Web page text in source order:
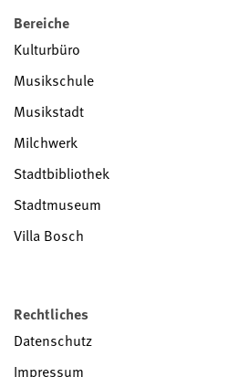
Bereiche
Kulturbüro
Musikschule
Musikstadt
Milchwerk
Stadtbibliothek
Stadtmuseum
Villa Bosch
Rechtliches
Datenschutz
Impressum